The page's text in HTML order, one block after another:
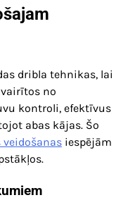
dribla tehnikas, lai
no
kontroli, efektīvus
abas kājas. Šo
veidošanas iespējām